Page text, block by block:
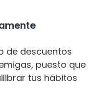
de descuentos
puesto que
tus hábitos